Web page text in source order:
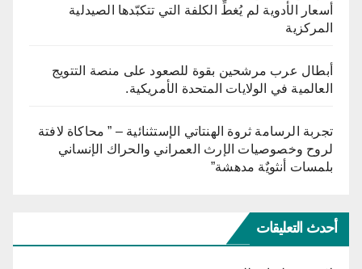
أسعار الأدوية لم يُغطِّ الكلفة التي تتكبّدها الصيدلية
المركزية
أبطال عرب مرشحين بقوة للصعود على منصة التتويج
العالمية في الولايات المتحدة الأمريكية.
تجربة الرسامة ثروة الهنتاتي الإستثنائية – ” محاكاة لافتة
لروح وخصوصيات الإرث العمراني والحراك الإنساني
بلمسات أنثويٌة مدهشة”
أحدث التعليقات